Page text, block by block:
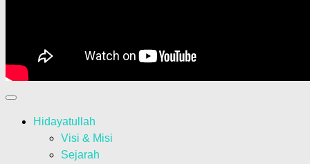
Hidayatullah
Visi & Misi
Sejarah